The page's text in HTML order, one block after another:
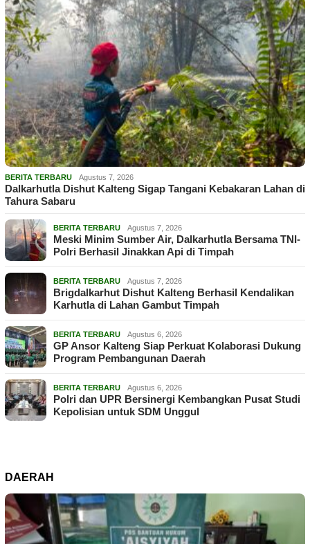
BERITA TERBARU Agustus 7, 2026
Dalkarhutla Dishut Kalteng Sigap Tangani Kebakaran Lahan di
Tahura Sabaru
BERITA TERBARU Agustus 7, 2026
Meski Minim Sumber Air, Dalkarhutla Bersama TNI-
Polri Berhasil Jinakkan Api di Timpah
BERITA TERBARU Agustus 7, 2026
Brigdalkarhut Dishut Kalteng Berhasil Kendalikan
Karhutla di Lahan Gambut Timpah
BERITA TERBARU Agustus 6, 2026
GP Ansor Kalteng Siap Perkuat Kolaborasi Dukung
Program Pembangunan Daerah
BERITA TERBARU Agustus 6, 2026
Polri dan UPR Bersinergi Kembangkan Pusat Studi
Kepolisian untuk SDM Unggul
DAERAH